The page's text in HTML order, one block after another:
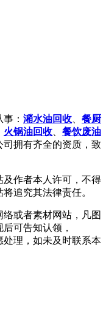
： 潲水油回收
餐厨
火锅油回收
餐饮废油
拥有齐全的资质，致
作者本人许可，不得
追究其法律责任。
或者素材网站，凡图
可告知认领，
理，如未及时联系本